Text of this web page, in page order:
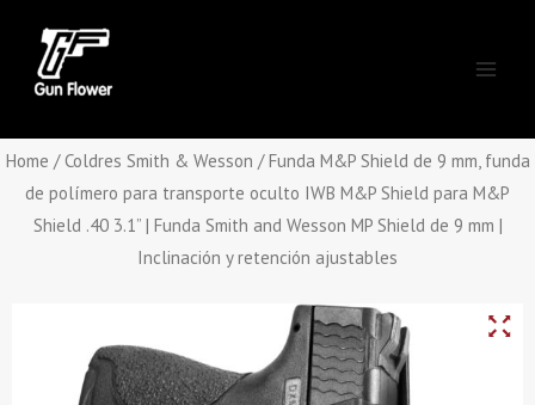
content
Home /Coldres Smith & Wesson / Funda M&P Shield de 9 mm, funda
de polímero para transporte oculto IWB M&P Shield para M&P
Shield .40 3.1” | Funda Smith and Wesson MP Shield de 9 mm |
Inclinación y retención ajustables